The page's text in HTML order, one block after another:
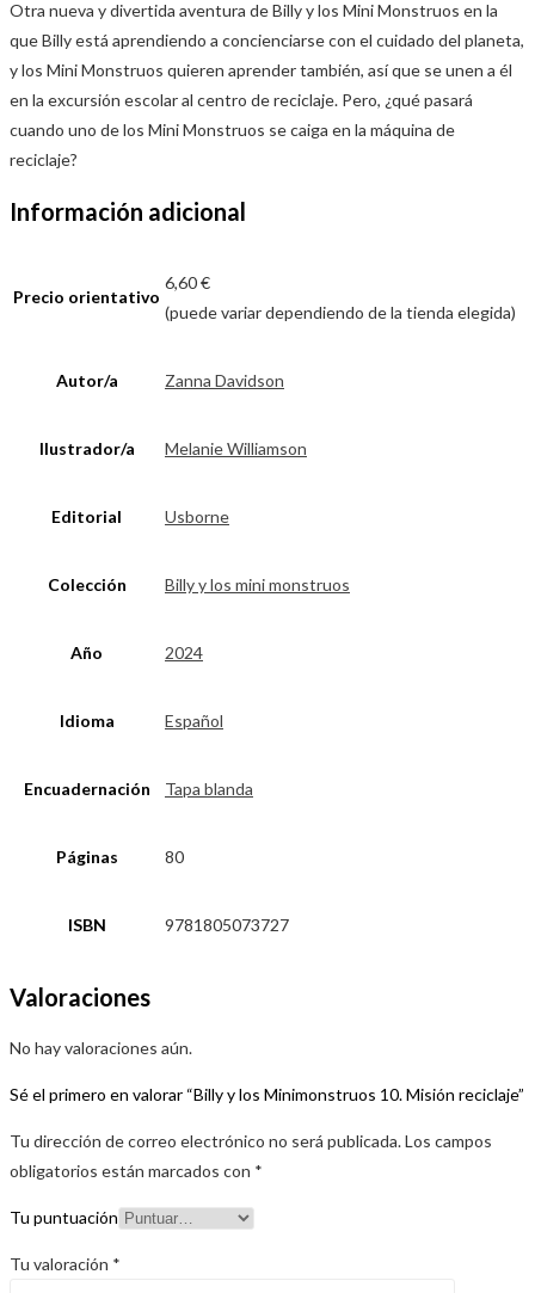
Otra nueva y divertida aventura de Billy y los Mini Monstruos en la
que Billy está aprendiendo a concienciarse con el cuidado del planeta,
y los Mini Monstruos quieren aprender también, así que se unen a él
en la excursión escolar al centro de reciclaje. Pero, ¿qué pasará
cuando uno de los Mini Monstruos se caiga en la máquina de
reciclaje?
Información adicional
Precio orientativo
6,60 €
(puede variar dependiendo de la tienda elegida)
Autor/a Zanna Davidson
Ilustrador/a Melanie Williamson
Editorial Usborne
Colección Billy y los mini monstruos
Año 2024
Idioma Español
Encuadernación Tapa blanda
Páginas 80
ISBN 9781805073727
Valoraciones
No hay valoraciones aún.
Sé el primero en valorar “Billy y los Minimonstruos 10. Misión reciclaje”
Tu dirección de correo electrónico no será publicada.Los campos
obligatorios están marcados con *
Tu puntuación
Tu valoración *